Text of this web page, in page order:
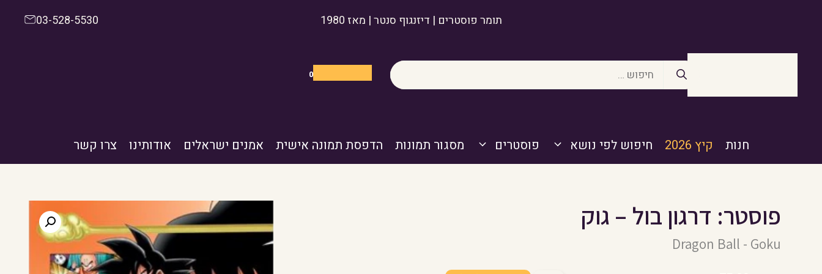
תומר פוסטרים | דיזנגוף סנטר | מאז 1980 03-528-5530
0
חנות קיץ 2026 חיפוש לפי נושא פוסטרים מסגור תמונות הדפסת תמונה אישית אמנים ישראלים אודותינו צרו קשר
פוסטר: דרגון בול – גוק
Dragon Ball - Goku